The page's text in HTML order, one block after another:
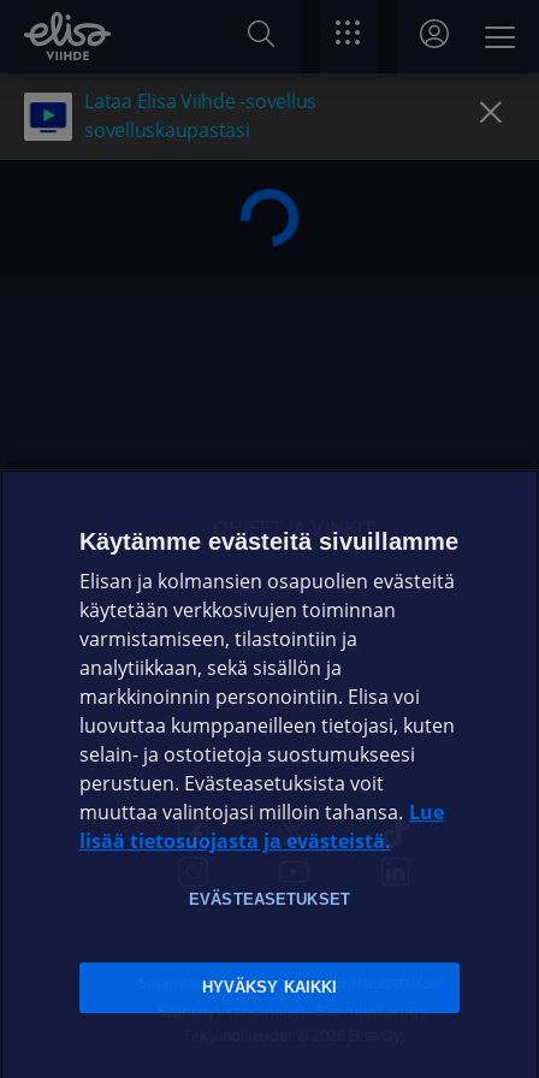
Lataa Elisa Viihde -sovellus
sovelluskaupastasi
OHJEET JA VINKIT
OMAYHTEISÖ
VIANSELVITYS
ASIAKASPALVELU
ELISA.FI
Sopimusehdot Tietosuoja Evästeasetukset
Sääntelyviranomaiset Saavutettavuus
Käytämme evästeitä sivuillamme
Elisan ja kolmansien osapuolien evästeitä
käytetään verkkosivujen toiminnan
varmistamiseen, tilastointiin ja
analytiikkaan, sekä sisällön ja
markkinoinnin personointiin. Elisa voi
luovuttaa kumppaneilleen tietojasi, kuten
selain- ja ostotietoja suostumukseesi
perustuen. Evästeasetuksista voit
muuttaa valintojasi milloin tahansa. Lue
lisää tietosuojasta ja evästeistä.
EVÄSTEASETUKSET
HYVÄKSY KAIKKI